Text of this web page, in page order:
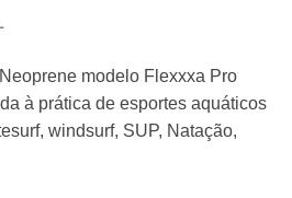
modelo Flexxxa Pro
à prática de esportes aquáticos
windsurf, SUP, Natação,